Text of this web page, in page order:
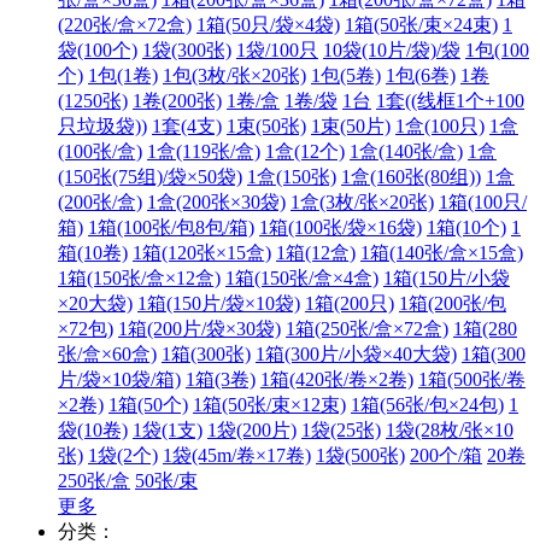
(220张/盒×72盒) 1箱(50只/袋×4袋) 1箱(50张/束×24束) 1
袋(100个) 1袋(300张) 1袋/100只 10袋(10片/袋)/袋 1包(100
个) 1包(1卷) 1包(3枚/张×20张) 1包(5卷) 1包(6巻) 1卷
(1250张) 1卷(200张) 1卷/盒 1卷/袋 1台 1套((线框1个+100
只垃圾袋)) 1套(4支) 1束(50张) 1束(50片) 1盒(100只) 1盒
(100张/盒) 1盒(119张/盒) 1盒(12个) 1盒(140张/盒) 1盒
(150张(75组)/袋×50袋) 1盒(150张) 1盒(160张(80组)) 1盒
(200张/盒) 1盒(200张×30袋) 1盒(3枚/张×20张) 1箱(100只/
箱) 1箱(100张/包8包/箱) 1箱(100张/袋×16袋) 1箱(10个) 1
箱(10卷) 1箱(120张×15盒) 1箱(12盒) 1箱(140张/盒×15盒)
1箱(150张/盒×12盒) 1箱(150张/盒×4盒) 1箱(150片/小袋
×20大袋) 1箱(150片/袋×10袋) 1箱(200只) 1箱(200张/包
×72包) 1箱(200片/袋×30袋) 1箱(250张/盒×72盒) 1箱(280
张/盒×60盒) 1箱(300张) 1箱(300片/小袋×40大袋) 1箱(300
片/袋×10袋/箱) 1箱(3卷) 1箱(420张/卷×2卷) 1箱(500张/卷
×2卷) 1箱(50个) 1箱(50张/束×12束) 1箱(56张/包×24包) 1
袋(10卷) 1袋(1支) 1袋(200片) 1袋(25张) 1袋(28枚/张×10
张) 1袋(2个) 1袋(45m/卷×17卷) 1袋(500张) 200个/箱 20卷
250张/盒 50张/束
更多
分类：